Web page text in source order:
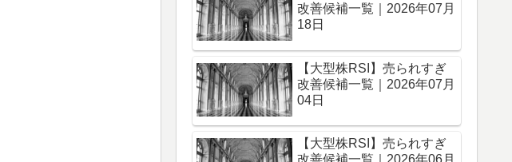
改善候補一覧｜2026年07月
18日
【大型株RSI】売られすぎ
改善候補一覧｜2026年07月
04日
【大型株RSI】売られすぎ